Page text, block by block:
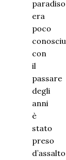
paradiso
era
poco
con
il
passare
degli
anni
è
stato
preso
d’assalto